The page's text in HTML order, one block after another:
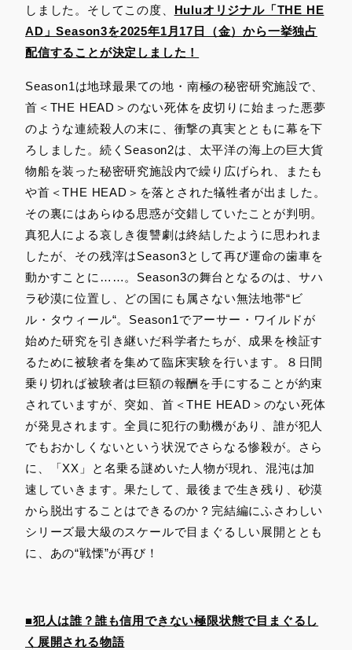
しました。そしてこの度、 Huluオリジナル「THE HE
AD」Season3を2025年1月17日（金）から一挙独占
配信することが決定しました！
Season1は地球最果ての地・南極の秘密研究施設で、
首＜THE HEAD＞のない死体を皮切りに始まった悪夢
のような連続殺人の末に、衝撃の真実とともに幕を下
ろしました。続くSeason2は、太平洋の海上の巨大貨
物船を装った秘密研究施設内で繰り広げられ、またも
や首＜THE HEAD＞を落とされた犠牲者が出ました。
その裏にはあらゆる思惑が交錯していたことが判明。
真犯人による哀しき復讐劇は終結したように思われま
したが、その残滓はSeason3として再び運命の歯車を
動かすことに……。Season3の舞台となるのは、サハ
ラ砂漠に位置し、どの国にも属さない無法地帯“ビ
ル・タウィール“。Season1でアーサー・ワイルドが
始めた研究を引き継いだ科学者たちが、成果を検証す
るために被験者を集めて臨床実験を行います。８日間
乗り切れば被験者は巨額の報酬を手にすることが約束
されていますが、突如、首＜THE HEAD＞のない死体
が発見されます。全員に犯行の動機があり、誰が犯人
でもおかしくないという状況でさらなる惨殺が。さら
に、「XX」と名乗る謎めいた人物が現れ、混沌は加
速していきます。果たして、最後まで生き残り、砂漠
から脱出することはできるのか？完結編にふさわしい
シリーズ最大級のスケールで目まぐるしい展開ととも
に、あの“戦慄”が再び！
■犯人は誰？誰も信用できない極限状態で目まぐるし
く展開される物語